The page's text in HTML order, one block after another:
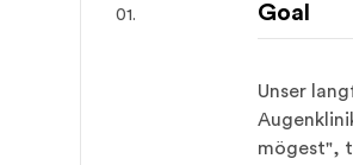
Goal
Unser
mögest",